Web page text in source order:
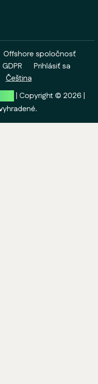
Offshore spoločnosť
GDPR
Prihlásiť sa
Čeština
| Copyright © 2026 |